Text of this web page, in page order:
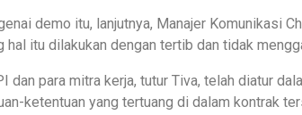
demo itu, lanjutnya, Manajer Komunikasi
hal itu dilakukan dengan tertib dan tidak
dan para mitra kerja, tutur Tiva, telah diatur
ketentuan yang tertuang di dalam kontrak